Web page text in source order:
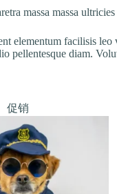
massa massa
elementum facilisis
pellentesque diam.
促销